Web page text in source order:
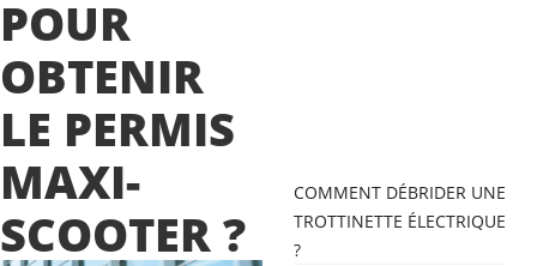
POUR
OBTENIR
LE PERMIS
MAXI-
SCOOTER ?
COMMENT DÉBRIDER UNE
TROTTINETTE ÉLECTRIQUE
?